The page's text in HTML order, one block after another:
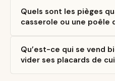
Quels sont les pièges
casserole ou une poêle
Qu’est-ce qui se vend
vider ses placards de